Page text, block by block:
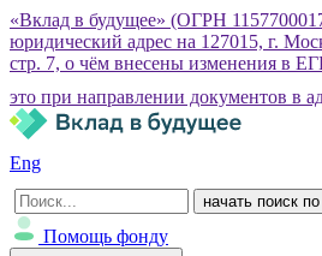
«Вклад в будущее» (ОГРН
юридический адрес на 127015, г.
стр. 7, о чём внесены изменения в
это при направлении документов в
Eng
начать поиск
Помощь фонду